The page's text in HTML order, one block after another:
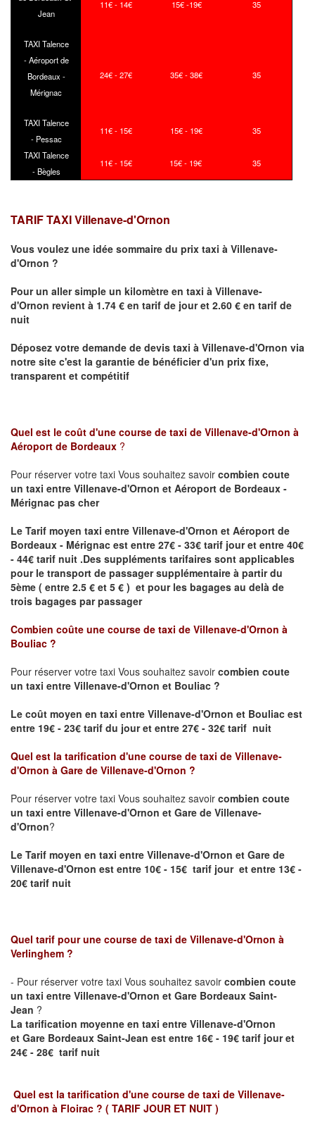
Jean
11€ - 14€ 15€ -19€ 35
TAXI Talence
- Aéroport de
Bordeaux -
Mérignac
24€ - 27€ 35€ - 38€ 35
TAXI Talence
- Pessac
11€ - 15€ 15€ - 19€ 35
TAXI Talence
- Bègles
11€ - 15€ 15€ - 19€ 35
TARIF TAXI Villenave-d'Ornon
Vous voulez une idée sommaire du prix taxi à Villenave-
d'Ornon ?
Pour un aller simple un kilomètre en taxi à Villenave-
d'Ornon revient à 1.74 € en tarif de jour et 2.60 € en tarif de
nuit
Déposez votre demande de devis taxi à Villenave-d'Ornon via
notre site c'est la garantie de bénéficier d'un prix fixe,
transparent et compétitif
Quel est le coût d'une course de taxi de Villenave-d'Ornon à
Aéroport de Bordeaux ?
Pour réserver votre taxi Vous souhaitez savoir combien coute
un taxi entre Villenave-d'Ornon et Aéroport de Bordeaux -
Mérignac pas cher
Le Tarif moyen taxi entre Villenave-d'Ornon et Aéroport de
Bordeaux - Mérignac est entre 27€ - 33€ tarif jour et entre 40€
- 44€ tarif nuit .Des suppléments tarifaires sont applicables
pour le transport de passager supplémentaire à partir du
5ème ( entre 2.5 € et 5 € ) et pour les bagages au delà de
trois bagages par passager
Combien coûte une course de taxi de Villenave-d'Ornon à
Bouliac ?
Pour réserver votre taxi Vous souhaitez savoir combien coute
un taxi entre Villenave-d'Ornon et Bouliac ?
Le coût moyen en taxi entre Villenave-d'Ornon et Bouliac est
entre 19€ - 23€ tarif du jour et entre 27€ - 32€ tarif nuit
Quel est la tarification d'une course de taxi de Villenave-
d'Ornon à Gare de Villenave-d'Ornon ?
Pour réserver votre taxi Vous souhaitez savoir combien coute
un taxi entre Villenave-d'Ornon et Gare de Villenave-
d'Ornon?
Le Tarif moyen en taxi entre Villenave-d'Ornon et Gare de
Villenave-d'Ornon est entre 10€ - 15€ tarif jour et entre 13€ -
20€ tarif nuit
Quel tarif pour une course de taxi de Villenave-d'Ornon à
Verlinghem ?
- Pour réserver votre taxi Vous souhaitez savoir combien coute
un taxi entre Villenave-d'Ornon et Gare Bordeaux Saint-
Jean ?
La tarification moyenne en taxi entre Villenave-d'Ornon
et Gare Bordeaux Saint-Jean est entre 16€ - 19€ tarif jour et
24€ - 28€ tarif nuit
Quel est la tarification d'une course de taxi de Villenave-
d'Ornon à Floirac ? ( TARIF JOUR ET NUIT )